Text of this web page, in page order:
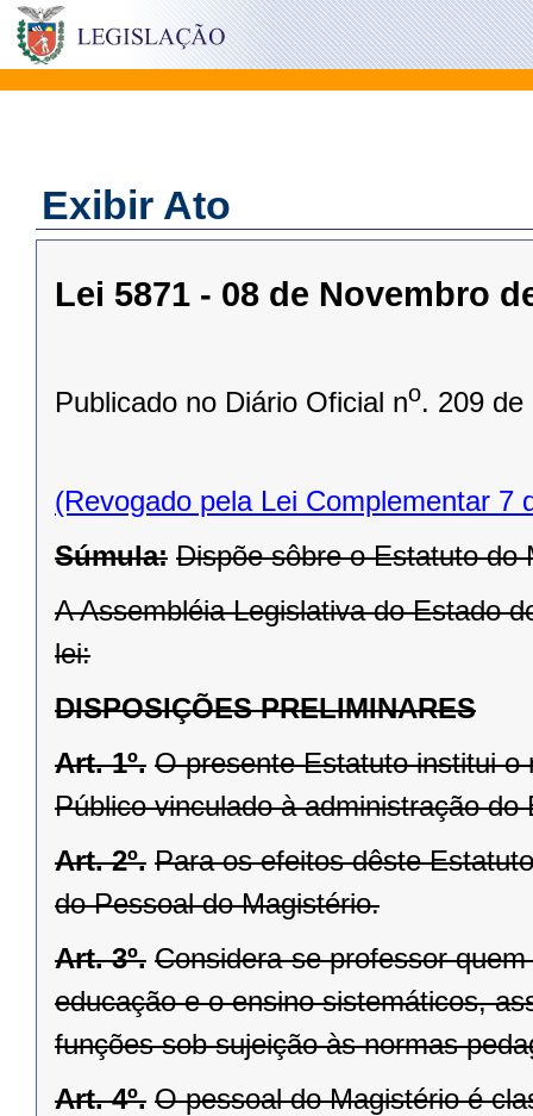
Exibir Ato
Lei 5871 - 08 de Novembro
Publicado no Diário Oficial no. 209 de
(Revogado pela Lei Complementar 7
Súmula: Dispõe sôbre o Estatuto do
A Assembléia Legislativa do Estado
lei:
DISPOSIÇÕES PRELIMINARES
Art. 1º. O presente Estatuto institui
Público vinculado à administração do
Art. 2º. Para os efeitos dêste
do Pessoal do Magistério.
Art. 3º. Considera-se professor
educação e o ensino sistemáticos,
funções sob sujeição às normas
Art. 4º. O pessoal do Magistério é